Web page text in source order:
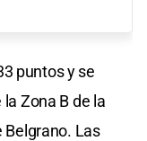
puntos y se
Zona B de la
Belgrano. Las